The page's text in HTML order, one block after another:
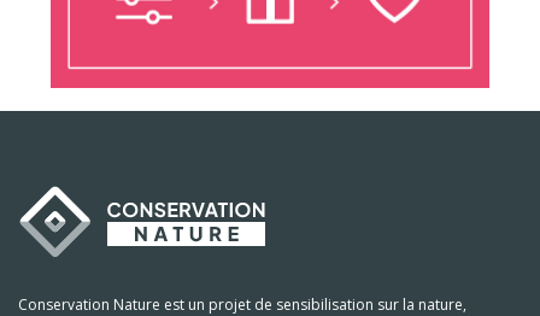
Conservation Nature est un projet de sensibilisation sur la nature,